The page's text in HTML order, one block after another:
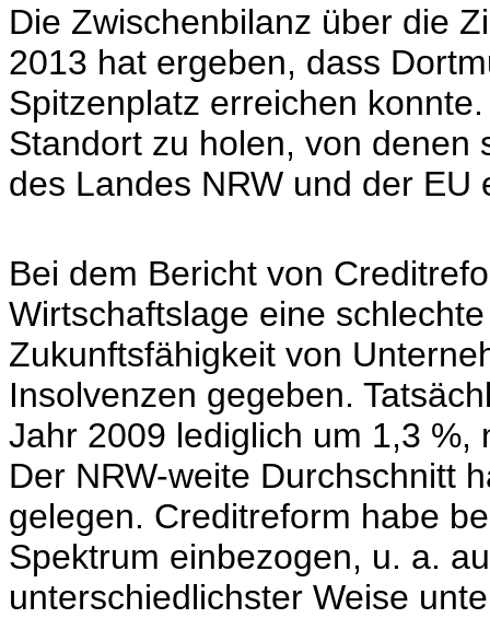
Die Zwischenbilanz über die
2013 hat ergeben, dass
Spitzenplatz erreichen
Standort zu holen, von denen
des Landes NRW und der EU
Bei dem Bericht von
Wirtschaftslage eine
Zukunftsfähigkeit von
Insolvenzen gegeben.
Jahr 2009 lediglich um 1,3
Der NRW-weite Durchschnitt
gelegen. Creditreform habe
Spektrum einbezogen, u. a.
unterschiedlichster Weise